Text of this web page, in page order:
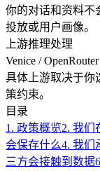
你的对话和资料不
投放或用户画像。
上游推理处理
Venice /
具体上游取决于你
策约束。
目录
1 . 政策概览2. 我们
会保存什么4. 我们
三方会接触到数据6